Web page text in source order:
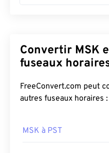
Convertir MSK
fuseaux
FreeConvert.com peut
autres fuseaux horaires :
MSK à PST